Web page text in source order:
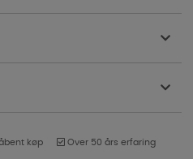
køp Over 50 års erfaring